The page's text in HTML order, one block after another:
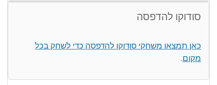
סודוקו להדפסה
כאן תמצאו משחקי סודוקו להדפסה כדי לשחק בכל
מקום.